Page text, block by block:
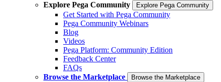
Explore Pega Community
Explore Pega Community
Get Started with Pega Community
Pega Community Webinars
Blog
Videos
Pega Platform: Community Edition
Feedback Center
FAQs
Browse the Marketplace
Browse the Marketplace